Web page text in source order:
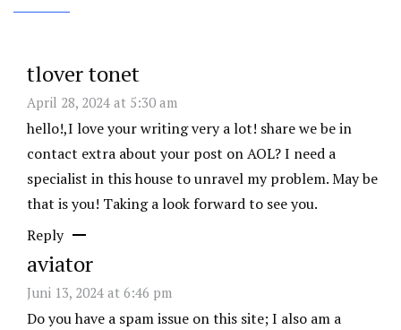
tlover tonet
April 28, 2024 at 5:30 am
hello!,I love your writing very a lot! share we be in
contact extra about your post on AOL? I need a
specialist in this house to unravel my problem. May be
that is you! Taking a look forward to see you.
Reply
aviator
Juni 13, 2024 at 6:46 pm
Do you have a spam issue on this site; I also am a